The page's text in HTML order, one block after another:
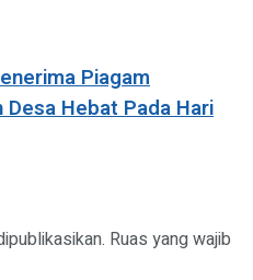
Piagam
Desa Hebat Pada Hari
Ruas yang wajib